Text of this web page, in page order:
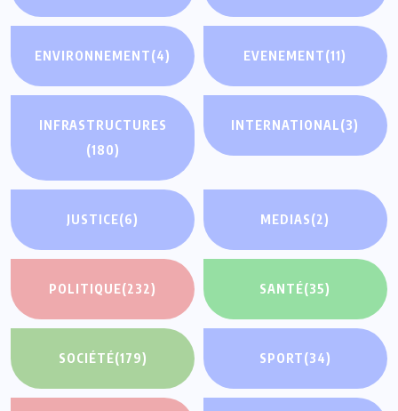
ENVIRONNEMENT(4) EVENEMENT(11)
INFRASTRUCTURES
(180)
INTERNATIONAL(3)
JUSTICE(6) MEDIAS(2)
POLITIQUE(232) SANTÉ(35)
SOCIÉTÉ(179) SPORT(34)